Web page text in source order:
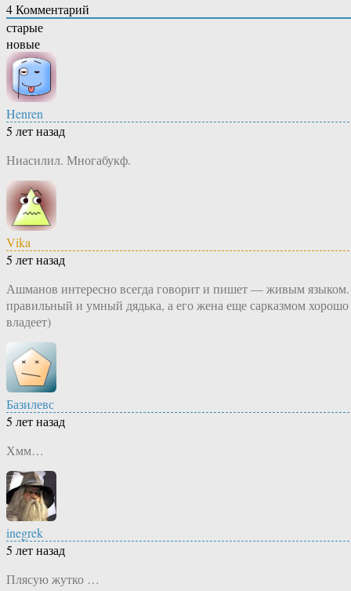
4Комментарий
старые
новые
Henren
5 лет назад
Ниасилил. Многабукф.
Vika
5 лет назад
Ашманов интересно всегда говорит и пишет — живым языком.
правильный и умный дядька, а его жена еще сарказмом хорошо
владеет)
Базилевс
5 лет назад
Хмм…
inegrek
5 лет назад
Плясую жутко …